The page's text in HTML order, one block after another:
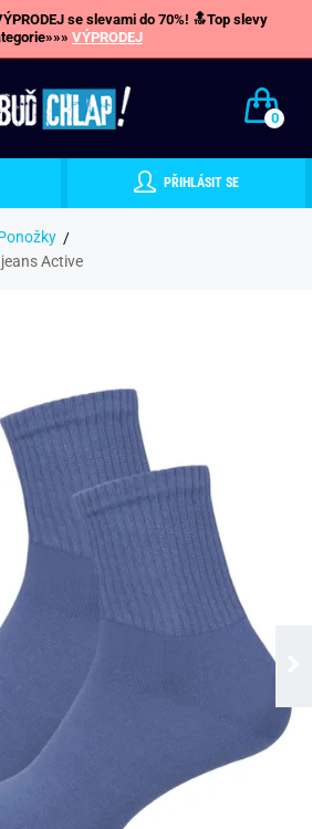
se slevami do 70%! 🔝Top slevy
VÝPRODEJ
0
PŘIHLÁSIT SE
Active